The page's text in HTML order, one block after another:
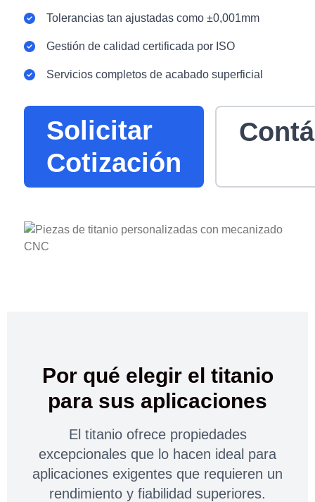
Tolerancias tan ajustadas como ±0,001mm
Gestión de calidad certificada por ISO
Servicios completos de acabado superficial
Solicitar
Cotización
Por qué elegir el titanio
para sus aplicaciones
El titanio ofrece propiedades
excepcionales que lo hacen ideal para
aplicaciones exigentes que requieren un
rendimiento y fiabilidad superiores.